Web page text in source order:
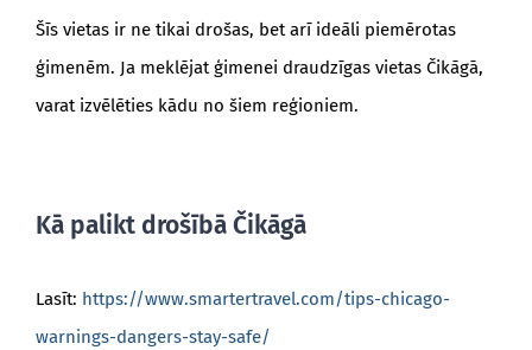
Šīs vietas ir ne tikai drošas, bet arī ideāli piemērotas
ģimenēm. Ja meklējat ģimenei draudzīgas vietas Čikāgā,
varat izvēlēties kādu no šiem reģioniem.
Kā palikt drošībā Čikāgā
Lasīt: https://www.smartertravel.com/tips-chicago-
warnings-dangers-stay-safe/